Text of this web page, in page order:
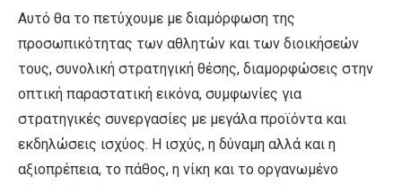
Αυτό θα το πετύχουμε με διαμόρφωση της
προσωπικότητας των αθλητών και των διοικήσεών
τους, συνολική στρατηγική θέσης, διαμορφώσεις στην
οπτική παραστατική εικόνα, συμφωνίες για
στρατηγικές συνεργασίες με μεγάλα προϊόντα και
εκδηλώσεις ισχύος. Η ισχύς, η δύναμη αλλά και η
αξιοπρέπεια, το πάθος, η νίκη και το οργανωμένο